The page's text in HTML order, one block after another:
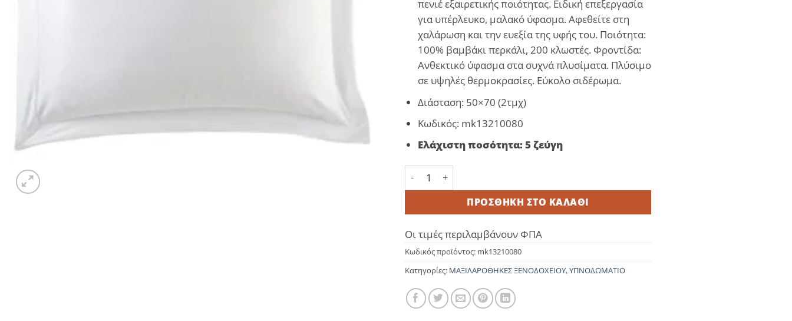
πενιέ εξαιρετικής ποιότητας. Ειδική επεξεργασία
για υπέρλευκο, μαλακό ύφασμα. Αφεθείτε στη
χαλάρωση και την ευεξία της υφής του. Ποιότητα:
100% βαμβάκι περκάλι, 200 κλωστές. Φροντίδα:
Ανθεκτικό ύφασμα στα συχνά πλυσίματα. Πλύσιμο
σε υψηλές θερμοκρασίες. Εύκολο σιδέρωμα.
Διάσταση: 50×70 (2τμχ)
Κωδικός: mk13210080
Ελάχιστη ποσότητα: 5 ζεύγη
Μαξ/θήκη 50x70 Oxford 100%cot 200tc - Ζεύγος ποσότητα
ΠΡΟΣΘΉΚΗ ΣΤΟ ΚΑΛΆΘΙ
Οι τιμές περιλαμβάνουν ΦΠΑ
Κωδικός προϊόντος: mk13210080
Κατηγορίες: ΜΑΞΙΛΑΡΟΘΗΚΕΣ ΞΕΝΟΔΟΧΕΙΟΥ,ΥΠΝΟΔΩΜΑΤΙΟ